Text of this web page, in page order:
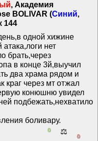
, Академия
BOLIVAR (Синий,
144
одной хижине
нет
брать,через
в конце 3й,выучил
два храма рядом и
краг через мт отжал
конюшню увидел
подбежать,нехватило
боливару.
0 ⚖️
0